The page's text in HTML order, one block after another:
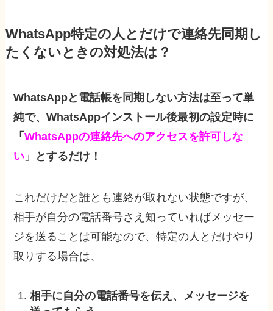
WhatsApp特定の人とだけで連絡先同期し
たくないときの対処法は？
WhatsAppと電話帳を同期しない方法は至って単
純で、WhatsAppインストール後最初の設定時に
「WhatsAppの連絡先へのアクセスを許可しな
い 」とするだけ！
これだけだと誰とも連絡が取れない状態ですが、
相手が自分の電話番号さえ知っていればメッセー
ジを送ることは可能なので、特定の人とだけやり
取りする場合は、
相手に自分の電話番号を伝え、メッセージを